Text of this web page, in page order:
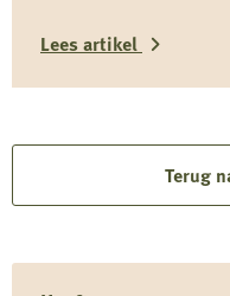
actief onder de
Lees artikel
Doorbraak
Den
Terug